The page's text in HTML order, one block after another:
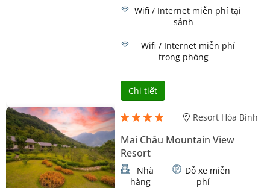
Wifi / Internet miễn phí tại
sảnh
Wifi / Internet miễn phí
trong phòng
Chi tiết
Resort Hòa Bình
Mai Châu Mountain View
Resort
Nhà
hàng
Đỗ xe miễn
phí